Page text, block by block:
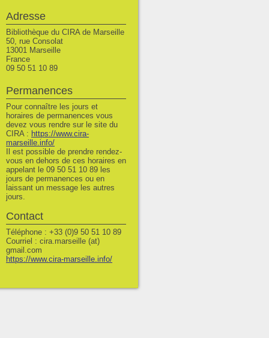
Adresse
Bibliothèque du CIRA de Marseille
50, rue Consolat
13001 Marseille
France
09 50 51 10 89
Permanences
Pour connaître les jours et
horaires de permanences vous
devez vous rendre sur le site du
CIRA : https://www.cira-
marseille.info/
Il est possible de prendre rendez-
vous en dehors de ces horaires en
appelant le 09 50 51 10 89 les
jours de permanences ou en
laissant un message les autres
jours.
Contact
Téléphone : +33 (0)9 50 51 10 89
Courriel : cira.marseille (at)
gmail.com
https://www.cira-marseille.info/